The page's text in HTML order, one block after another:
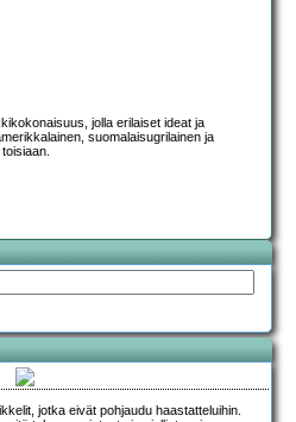
jolla erilaiset ideat ja
suomalaisugrilainen ja
jotka eivät pohjaudu haastatteluihin.